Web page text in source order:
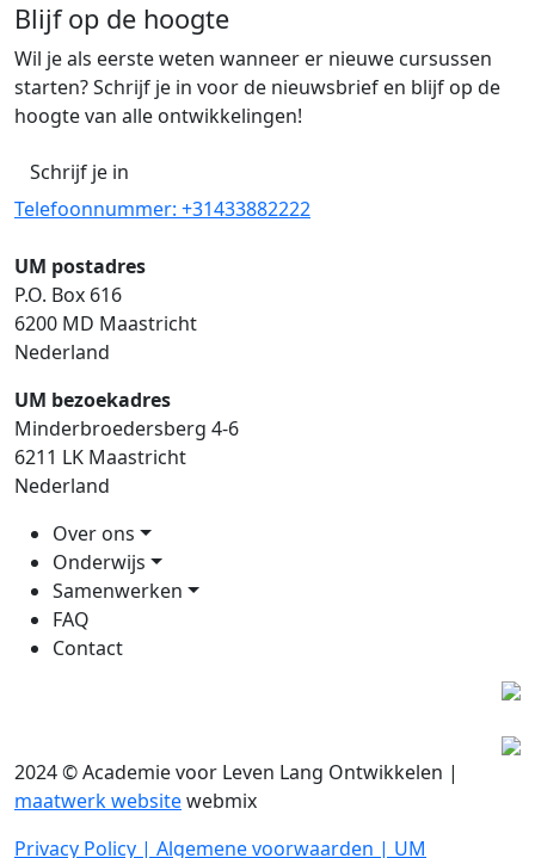
Blijf op de hoogte
Wil je als eerste weten wanneer er nieuwe cursussen
starten? Schrijf je in voor de nieuwsbrief en blijf op de
hoogte van alle ontwikkelingen!
Schrijf je in
Telefoonnummer: +31433882222
UM postadres
P.O. Box 616
6200 MD Maastricht
Nederland
UM bezoekadres
Minderbroedersberg 4-6
6211 LK Maastricht
Nederland
Over ons
Onderwijs
Samenwerken
FAQ
Contact
2024 © Academie voor Leven Lang Ontwikkelen |
maatwerk websitewebmix
Privacy Policy | Algemene voorwaarden | UM